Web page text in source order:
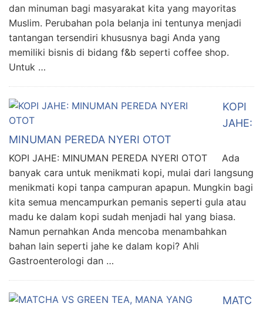
dan minuman bagi masyarakat kita yang mayoritas
Muslim. Perubahan pola belanja ini tentunya menjadi
tantangan tersendiri khususnya bagi Anda yang
memiliki bisnis di bidang f&b seperti coffee shop.
Untuk …
KOPI
JAHE:
MINUMAN PEREDA NYERI OTOT
KOPI JAHE: MINUMAN PEREDA NYERI OTOT Ada
banyak cara untuk menikmati kopi, mulai dari langsung
menikmati kopi tanpa campuran apapun. Mungkin bagi
kita semua mencampurkan pemanis seperti gula atau
madu ke dalam kopi sudah menjadi hal yang biasa.
Namun pernahkan Anda mencoba menambahkan
bahan lain seperti jahe ke dalam kopi? Ahli
Gastroenterologi dan …
MATC